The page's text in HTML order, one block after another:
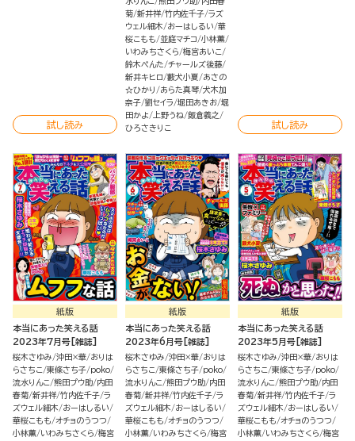
試し読み
菊 新井祥 竹内佐千子 ラズ
ウェル細木
おーはしるい 華
桜こもも
並庭マチコ 小林薫
いわみちさくら 梅宮あいこ
鈴木ぺんた チャールズ後藤
新井キヒロ 藪犬小夏
あさの
☆ひかり
あらた真琴 犬木加
奈子 劉セイラ 堀田あきお 堀
田かよ
上野うね 飯倉義之
ひろさきりこ
試し読み
紙版
本当にあった笑える話
2023年7月号[雑誌]
桜木さゆみ 沖田×華 おりは
らさちこ 東條さち子 poko
流水りんこ 熊田プウ助 内田
春菊 新井祥 竹内佐千子 ラ
ズウェル細木
おーはしるい
華桜こもも オチョのうつつ
小林薫 いわみちさくら 梅宮
紙版
本当にあった笑える話
2023年6月号[雑誌]
桜木さゆみ 沖田×華 おりは
らさちこ 東條さち子 poko
流水りんこ 熊田プウ助 内田
春菊 新井祥 竹内佐千子 ラ
ズウェル細木
おーはしるい
華桜こもも オチョのうつつ
小林薫 いわみちさくら 梅宮
紙版
本当にあった笑える話
2023年5月号[雑誌]
桜木さゆみ 沖田×華 おりは
らさちこ 東條さち子 poko
流水りんこ 熊田プウ助 内田
春菊 新井祥 竹内佐千子 ラ
ズウェル細木
おーはしるい
華桜こもも オチョのうつつ
小林薫 いわみちさくら 梅宮